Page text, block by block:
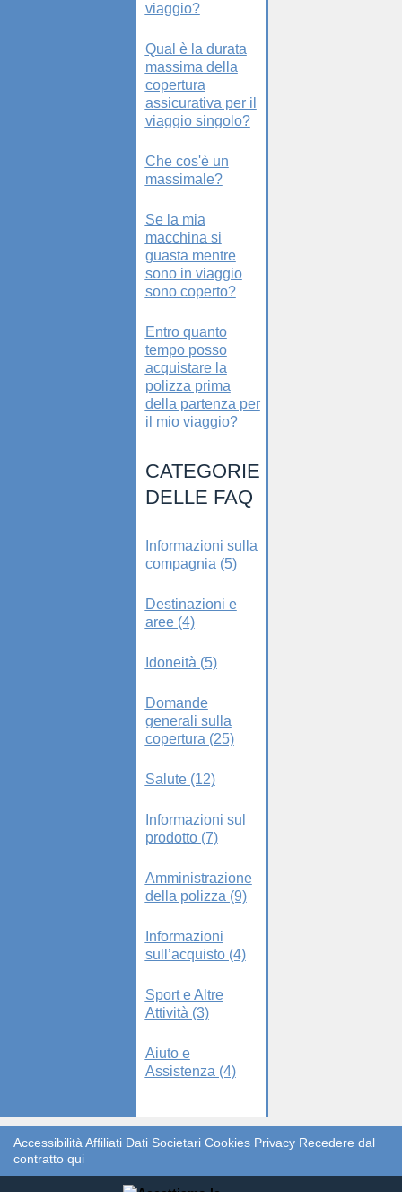
viaggio?
Qual è la durata
massima della
copertura
assicurativa per il
viaggio singolo?
Che cos'è un
massimale?
Se la mia
macchina si
guasta mentre
sono in viaggio
sono coperto?
Entro quanto
tempo posso
acquistare la
polizza prima
della partenza per
il mio viaggio?
CATEGORIE
DELLE FAQ
Informazioni sulla
compagnia (5)
Destinazioni e
aree (4)
Idoneità (5)
Domande
generali sulla
copertura (25)
Salute (12)
Informazioni sul
prodotto (7)
Amministrazione
della polizza (9)
Informazioni
sull’acquisto (4)
Sport e Altre
Attività (3)
Aiuto e
Assistenza (4)
Accessibilità Affiliati Dati Societari Cookies Privacy Recedere dal
contratto qui